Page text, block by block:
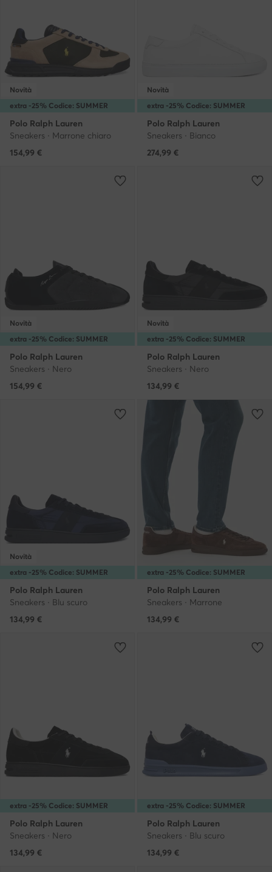
extra -25% Codice: SUMMER
Novità
Polo Ralph Lauren
Sneakers · Marrone chiaro
154,99 €
extra -25% Codice: SUMMER
Novità
Polo Ralph Lauren
Sneakers · Bianco
274,99 €
extra -25% Codice: SUMMER
Novità
Polo Ralph Lauren
Sneakers · Nero
154,99 €
extra -25% Codice: SUMMER
Novità
Polo Ralph Lauren
Sneakers · Nero
134,99 €
extra -25% Codice: SUMMER
Novità
Polo Ralph Lauren
Sneakers · Blu scuro
134,99 €
extra -25% Codice: SUMMER
Polo Ralph Lauren
Sneakers · Marrone
134,99 €
extra -25% Codice: SUMMER
Polo Ralph Lauren
Sneakers · Nero
134,99 €
extra -25% Codice: SUMMER
Polo Ralph Lauren
Sneakers · Blu scuro
134,99 €